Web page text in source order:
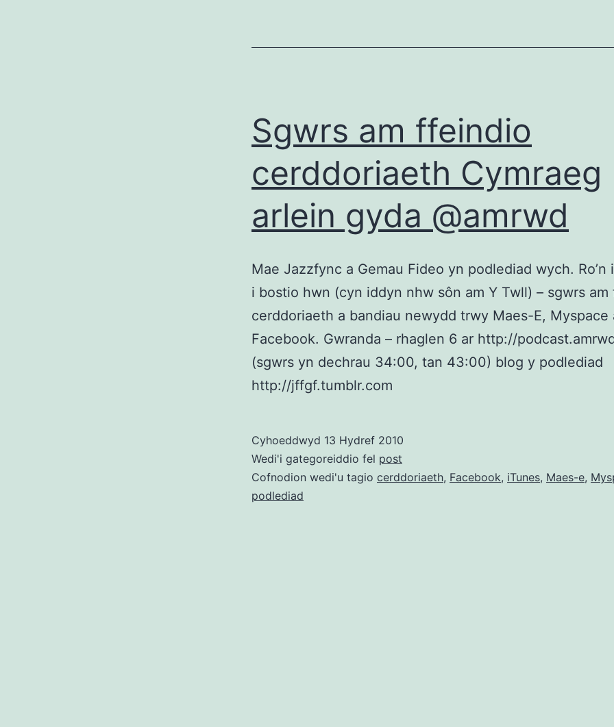
Sgwrs am ffeindio
cerddoriaeth Cymraeg
arlein gyda @amrwd
Mae Jazzfync a Gemau Fideo yn podlediad wych. Ro’n
i bostio hwn (cyn iddyn nhw sôn am Y Twll) – sgwrs
cerddoriaeth a bandiau newydd trwy Maes-E, Myspace
Facebook. Gwranda – rhaglen 6 ar http://
(sgwrs yn dechrau 34:00, tan 43:00) blog y podlediad
http://jffgf.tumblr.com
Cyhoeddwyd 13 Hydref 2010
Wedi'i gategoreiddio fel post
Cofnodion wedi'u tagio cerddoriaeth, Facebook, iTunes, Maes-e,
podlediad